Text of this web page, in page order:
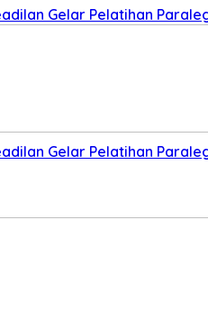
Gelar Pelatihan
Gelar Pelatihan